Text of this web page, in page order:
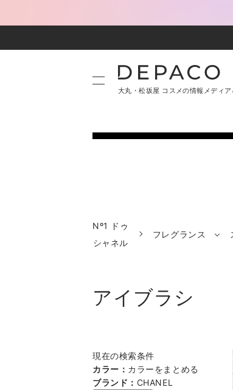
大丸・松坂屋 コスメの情報メディ
Nº1 ドゥ
シャネル
フレグランス
アイブラシ
現在の検索条件
カラー： カラーをまとめる
ブランド： CHANEL